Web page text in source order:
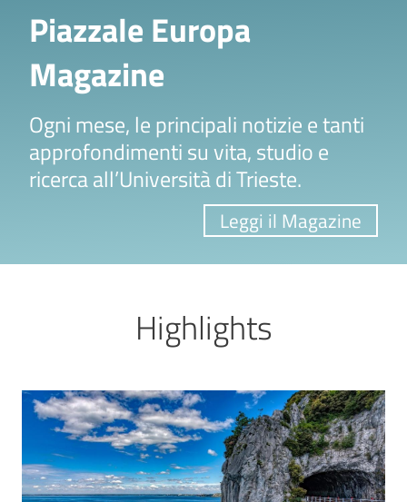
Piazzale Europa
Magazine
Ogni mese, le principali notizie e tanti
approfondimenti su vita, studio e
ricerca all’Università di Trieste.
Leggi il Magazine
Highlights
Image